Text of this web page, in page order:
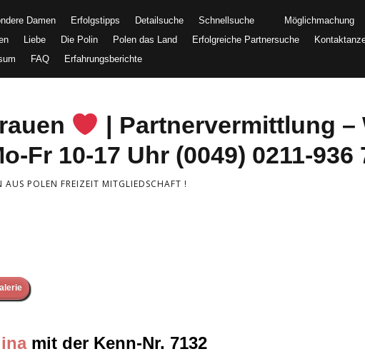
Damen Erfolgstipps Detailsuche Schnellsuche Möglichmachung
Liebe Die Polin Polen das Land Erfolgreiche Partnersuche
FAQ Erfahrungsberichte
| Partnervermittlung –
Fr 10-17 Uhr (0049) 0211-936
POLEN FREIZEIT MITGLIEDSCHAFT !
mit der Kenn-Nr. 7132